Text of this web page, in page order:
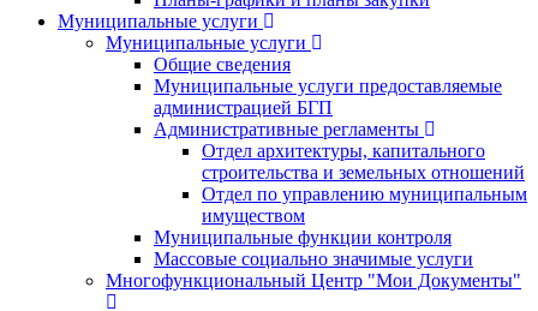
Муниципальные услуги
Муниципальные услуги
Общие сведения
Муниципальные услуги предоставляемые
администрацией БГП
Административные регламенты
Отдел архитектуры, капитального
строительства и земельных отношений
Отдел по управлению муниципальным
имуществом
Муниципальные функции контроля
Массовые социально значимые услуги
Многофункциональный Центр "Мои Документы"